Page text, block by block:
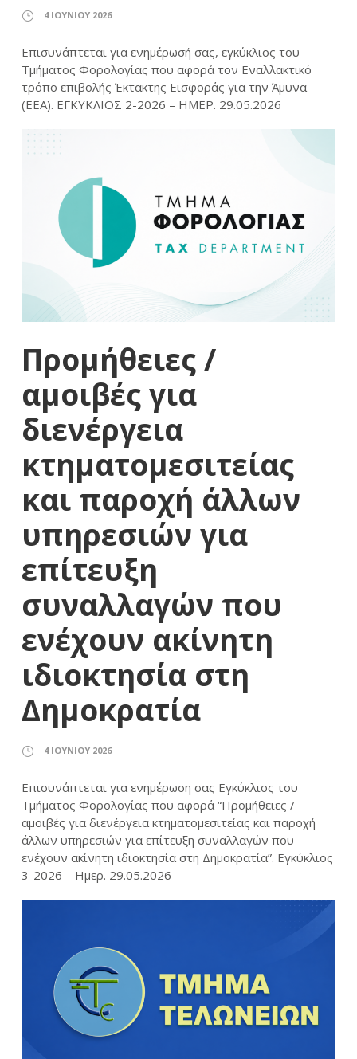
4 ΙΟΥΝΊΟΥ 2026
Επισυνάπτεται για ενημέρωσή σας, εγκύκλιος του
Τμήματος Φορολογίας που αφορά τον Εναλλακτικό
τρόπο επιβολής Έκτακτης Εισφοράς για την Άμυνα
(ΕΕΑ). ΕΓΚΥΚΛΙΟΣ 2-2026 – ΗΜΕΡ. 29.05.2026
Προμήθειες /
αμοιβές για
διενέργεια
κτηματομεσιτείας
και παροχή άλλων
υπηρεσιών για
επίτευξη
συναλλαγών που
ενέχουν ακίνητη
ιδιοκτησία στη
Δημοκρατία
4 ΙΟΥΝΊΟΥ 2026
Επισυνάπτεται για ενημέρωση σας Εγκύκλιος του
Τμήματος Φορολογίας που αφορά “Προμήθειες /
αμοιβές για διενέργεια κτηματομεσιτείας και παροχή
άλλων υπηρεσιών για επίτευξη συναλλαγών που
ενέχουν ακίνητη ιδιοκτησία στη Δημοκρατία”. Εγκύκλιος
3-2026 – Ημερ. 29.05.2026